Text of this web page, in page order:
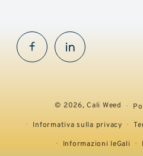
FacebookInstaGram
© 2026,Cali Weed
Informativa sulla privacy
Informazioni leGali